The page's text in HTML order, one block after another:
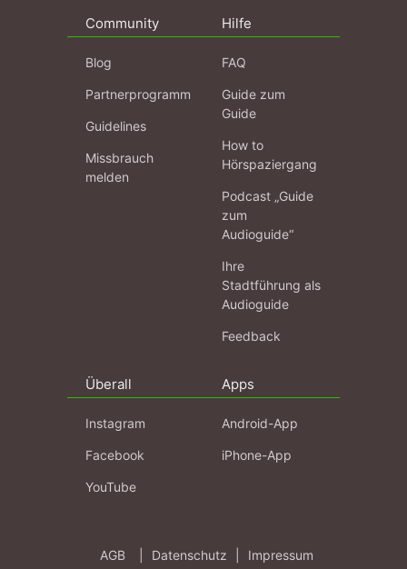
Community
Blog
Partnerprogramm
Guidelines
Missbrauch
melden
Hilfe
FAQ
Guide zum
Guide
How to
Hörspaziergang
Podcast „Guide
zum
Audioguide“
Ihre
Stadtführung als
Audioguide
Feedback
Überall
Instagram
Facebook
YouTube
Apps
Android-App
iPhone-App
AGB Datenschutz Impressum